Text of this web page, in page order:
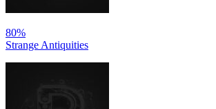
80%
Strange Antiquities